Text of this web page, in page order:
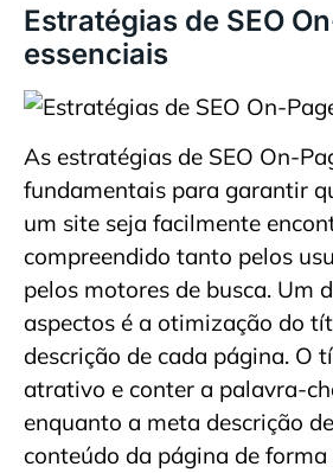
Estratégias de SEO
essenciais
As estratégias de SEO On-
fundamentais para garantir
um site seja facilmente
compreendido tanto pelos
pelos motores de busca. Um
aspectos é a otimização do
descrição de cada página. O
atrativo e conter a palavra-
enquanto a meta descrição
conteúdo da página de